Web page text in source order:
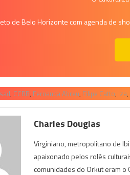
de Belo Horizonte com agenda de
, CCBB, Fernanda Abreu, Filipe Catto, Iza,
Charles Douglas
Virginiano, metropolitano de
apaixonado pelos rolês
comunidades do Orkut eram o